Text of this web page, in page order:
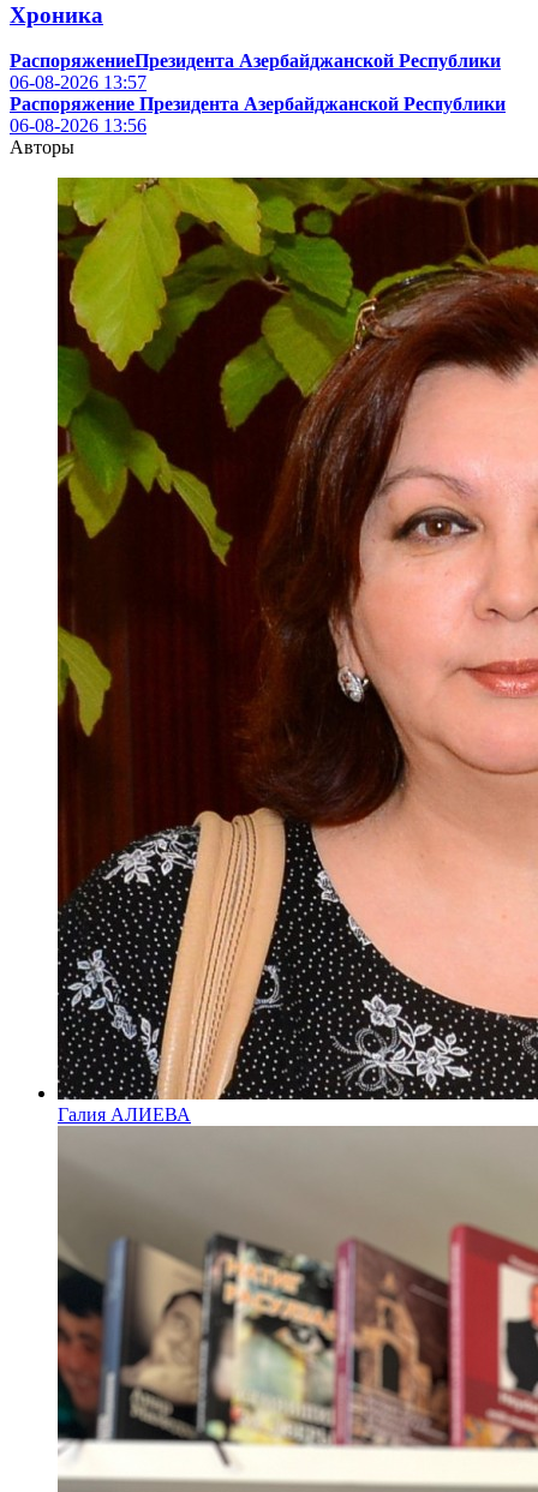
Хроника
РаспоряжениеПрезидента Азербайджанской Республики
06-08-2026 13:57
Распоряжение Президента Азербайджанской Республики
06-08-2026 13:56
Авторы
Галия АЛИЕВА